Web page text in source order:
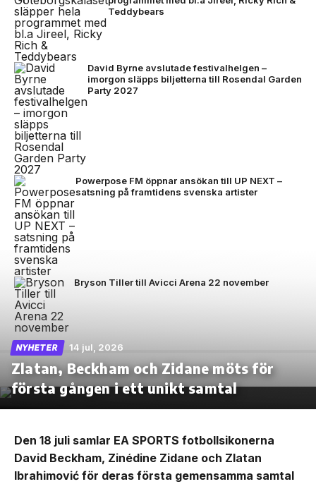
Teddybears
David Byrne avslutade festivalhelgen –
imorgon släpps biljetterna till Rosendal Garden
Party 2027
Powerpose FM öppnar ansökan till UP NEXT –
satsning på framtidens svenska artister
Bryson Tiller till Avicci Arena 22 november
NYHETER 14 jul, 2026
Zlatan, Beckham och Zidane möts för
första gången i ett unikt samtal
Den 18 juli samlar EA SPORTS fotbollsikonerna
David Beckham, Zinédine Zidane och Zlatan
Ibrahimović för deras första gemensamma samtal